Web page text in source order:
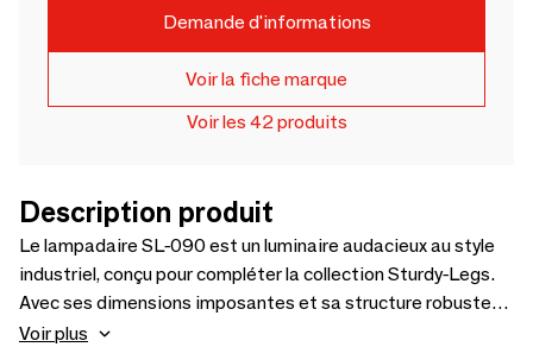
Demande d'informations
Voir la fiche marque
Voir les 42 produits
Description produit
Le lampadaire SL-090 est un luminaire audacieux au style
industriel, conçu pour compléter la collection Sturdy-Legs.
Avec ses dimensions imposantes et sa structure robuste
en acier, il s'intègre parfaitement à côté d'une table à
Voir plus